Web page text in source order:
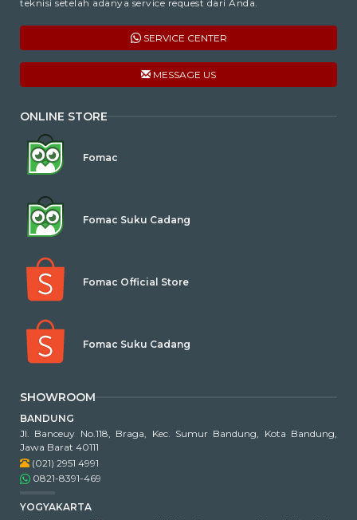
teknisi setelah adanya service request dari Anda.
SERVICE CENTER
MESSAGE US
ONLINE STORE
Fomac
Fomac Official Store
Fomac Suku Cadang
Fomac Suku Cadang
SHOWROOM
BANDUNG
Jl. Banceuy No.118, Braga, Kec. Sumur Bandung, Kota Bandung,
Jawa Barat 40111
(021) 2951 4991
0821-8391-469
YOGYAKARTA